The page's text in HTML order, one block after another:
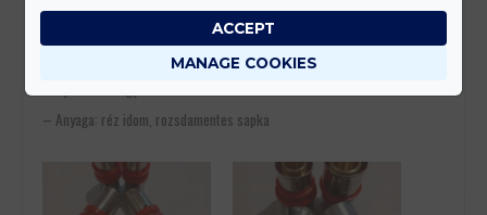
– Alkalmazási terület: hideg- meleg vízre
– Központi és padlófűtéshez, radiátorok vízellátásához
– Anyaga: réz idom, rozsdamentes sapka
MANAGE COOKIES
ACCEPT